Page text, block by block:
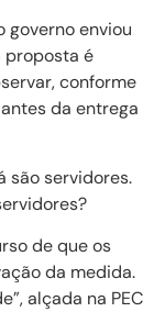
governo enviou
proposta é
conforme
da entrega
são servidores.
de que os
da medida.
alçada na PEC